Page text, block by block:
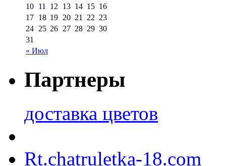
« Июл
10 11 12 13 14 15 16
17 18 19 20 21 22 23
24 25 26 27 28 29 30
31
Партнеры
доставка цветов
Rt.chatruletka-18.com